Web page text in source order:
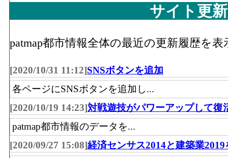
サイト更
patmap都市情報全体の最近の更新履歴を表
[2020/10/31 11:12]SNSボタンを追加
各ページにSNSボタンを追加し...
[2020/10/19 14:23]対戦遊技がパワーアップして復
patmap都市情報のデータを...
[2020/09/27 15:08]経済センサス2014と建築業2019